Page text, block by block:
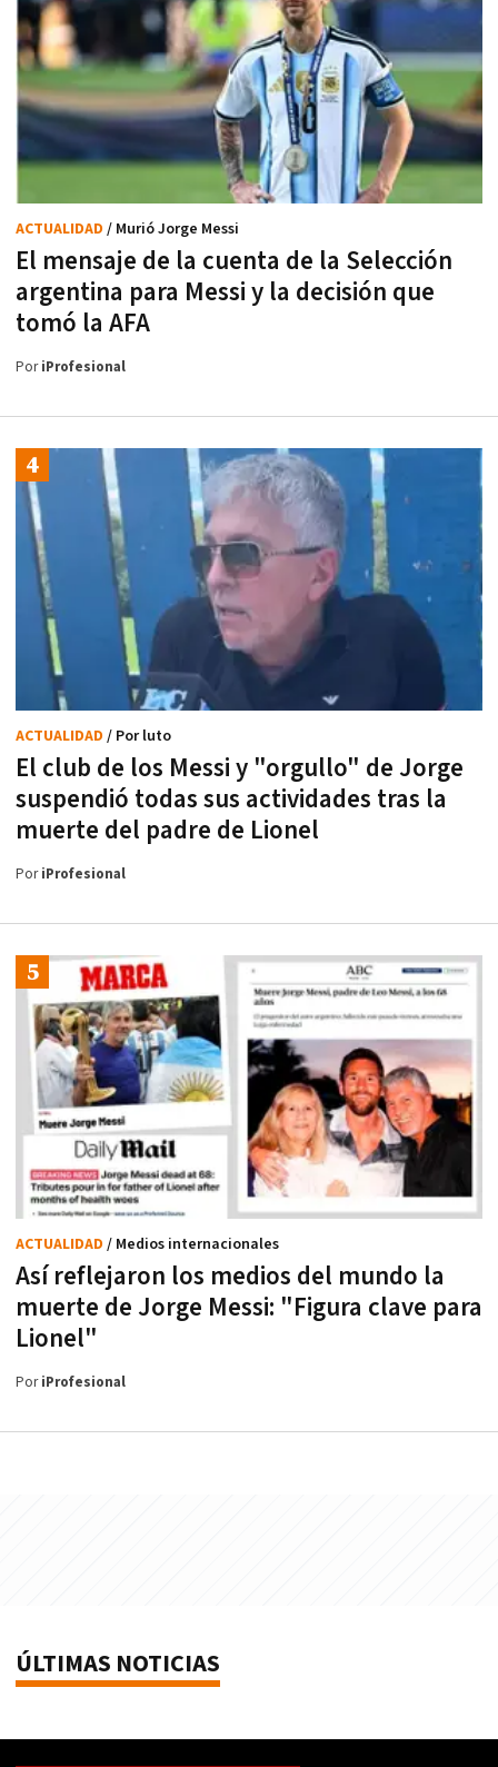
El mensaje de la cuenta de la Selección
argentina para Messi y la decisión que
tomó la AFA
ACTUALIDAD / Murió Jorge Messi
PoriProfesional
El club de los Messi y "orgullo" de Jorge
suspendió todas sus actividades tras la
muerte del padre de Lionel
ACTUALIDAD / Por luto
PoriProfesional
Así reflejaron los medios del mundo la
muerte de Jorge Messi: "Figura clave para
Lionel"
ACTUALIDAD / Medios internacionales
PoriProfesional
ÚLTIMAS NOTICIAS